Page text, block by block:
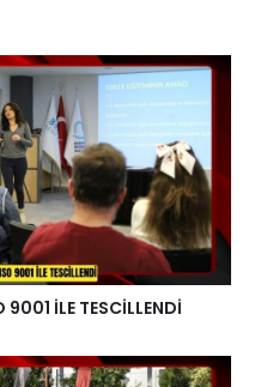
9001 İLE TESCİLLENDİ